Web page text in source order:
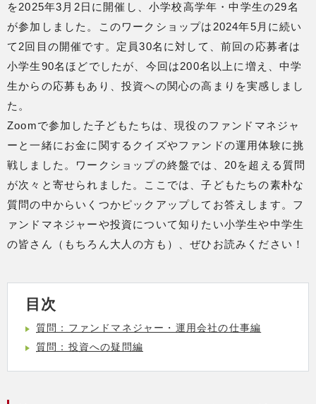
を2025年3月2日に開催し、小学校高学年・中学生の29名
が参加しました。このワークショップは2024年5月に続い
て2回目の開催です。定員30名に対して、前回の応募者は
小学生90名ほどでしたが、今回は200名以上に増え、中学
生からの応募もあり、投資への関心の高まりを実感しまし
た。
Zoomで参加した子どもたちは、現役のファンドマネジャ
ーと一緒にお金に関するクイズやファンドの運用体験に挑
戦しました。ワークショップの終盤では、20を超える質問
が次々と寄せられました。ここでは、子どもたちの素朴な
質問の中からいくつかピックアップしてお答えします。フ
ァンドマネジャーや投資について知りたい小学生や中学生
の皆さん（もちろん大人の方も）、ぜひお読みください！
目次
質問：ファンドマネジャー・運用会社の仕事編
質問：投資への疑問編